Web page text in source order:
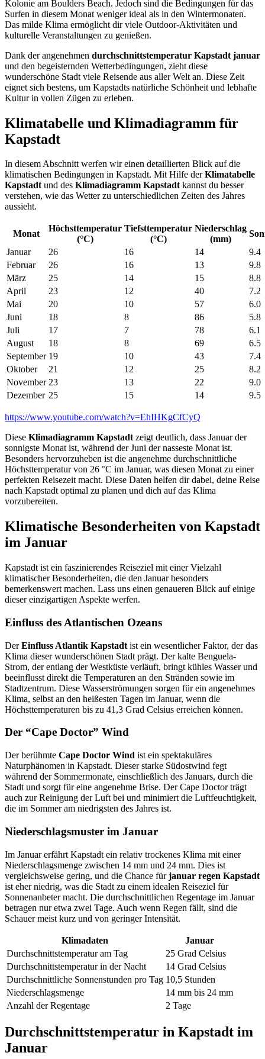
Kolonie am Boulders Beach. Jedoch sind die Bedingungen für das
Surfen in diesem Monat weniger ideal als in den Wintermonaten.
Das milde Klima ermöglicht dir viele Outdoor-Aktivitäten und
kulturelle Veranstaltungen zu genießen.
Dank der angenehmen durchschnittstemperatur Kapstadt januar
und den begeisternden Wetterbedingungen, zieht diese
wunderschöne Stadt viele Reisende aus aller Welt an. Diese Zeit
eignet sich bestens, um Kapstadts natürliche Schönheit und lebhafte
Kultur in vollen Zügen zu erleben.
Klimatabelle und Klimadiagramm für
Kapstadt
In diesem Abschnitt werfen wir einen detaillierten Blick auf die
klimatischen Bedingungen in Kapstadt. Mit Hilfe derKlimatabelle
Kapstadtund des Klimadiagramm Kapstadtkannst du besser
verstehen, wie das Wetter zu unterschiedlichen Zeiten des Jahres
aussieht.
Monat
Höchsttemperatur
(°C)
Tiefsttemperatur
(°C)
Niederschlag
(mm)
Januar
26 16 14
9.4
Februar
26 16 13
9.8
März
25 14 15
8.8
April
23 12 40
7.2
Mai
20 10 57
6.0
Juni
18 8 86
5.8
Juli
17 7 78
6.1
August
18 8 69
6.5
September 19 10 43
7.4
Oktober
21 12 25
8.2
November 23 13 22
9.0
Dezember 25 15 14 9.5
https://www.youtube.com/watch?v=EhIHKgCfCyQ
Diese Klimadiagramm Kapstadtzeigt deutlich, dass Januar der
sonnigste Monat ist, während der Juni der nasseste Monat ist.
Besonders hervorzuheben ist die angenehme durchschnittliche
Höchsttemperatur von 26 °C im Januar, was diesen Monat zu einer
perfekten Reisezeit macht. Diese Daten helfen dir dabei, deine Reise
nach Kapstadt optimal zu planen und dich auf das Klima
vorzubereiten.
Klimatische Besonderheiten von Kapstadt
im Januar
Kapstadt ist ein faszinierendes Reiseziel mit einer Vielzahl
klimatischer Besonderheiten, die den Januar besonders
bemerkenswert machen. Lass uns einen genaueren Blick auf einige
dieser einzigartigen Aspekte werfen.
Einfluss des Atlantischen Ozeans
DerEinfluss Atlantik Kapstadt ist ein wesentlicher Faktor, der das
Klima dieser wunderschönen Stadt prägt. Der kalte Benguela-
Strom, der entlang der Westküste verläuft, bringt kühles Wasser und
beeinflusst direkt die Temperaturen an den Stränden sowie im
Stadtzentrum. Diese Wasserströmungen sorgen für ein angenehmes
Klima, selbst an den heißesten Tagen im Januar, wenn die
Höchsttemperaturen bis zu 41,3 Grad Celsius erreichen können.
Der “Cape Doctor” Wind
Der berühmte Cape Doctor Wind ist ein spektakuläres
Naturphänomen in Kapstadt. Dieser starke Südostwind fegt
während der Sommermonate, einschließlich des Januars, durch die
Stadt und sorgt für eine angenehme Brise. Der Cape Doctor trägt
auch zur Reinigung der Luft bei und minimiert die Luftfeuchtigkeit,
die im Sommer am niedrigsten des Jahres ist.
Niederschlagsmuster im Januar
Im Januar erfährt Kapstadt ein relativ trockenes Klima mit einer
Niederschlagsmenge zwischen 14 mm und 24 mm. Dies ist
vergleichsweise gering, und die Chance fürjanuar regen Kapstadt
ist eher niedrig, was die Stadt zu einem idealen Reiseziel für
Sonnenanbeter macht. Die durchschnittlichen Regentage im Januar
betragen nur etwa zwei Tage. Auch wenn Regen fällt, sind die
Schauer meist kurz und von geringer Intensität.
Klimadaten
Januar
Durchschnittstemperatur am Tag
25 Grad Celsius
Durchschnittstemperatur in der Nacht
14 Grad Celsius
Durchschnittliche Sonnenstunden pro Tag 10,5 Stunden
Niederschlagsmenge
14 mm bis 24 mm
Anzahl der Regentage
2 Tage
Durchschnittstemperatur in Kapstadt im
Januar